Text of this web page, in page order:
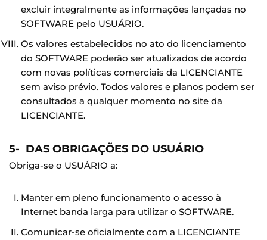
excluir integralmente as informações lançadas no
SOFTWARE pelo USUÁRIO.
Os valores estabelecidos no ato do licenciamento
do SOFTWARE poderão ser atualizados de acordo
com novas políticas comerciais da LICENCIANTE
sem aviso prévio. Todos valores e planos podem ser
consultados a qualquer momento no site da
LICENCIANTE.
5- DAS OBRIGAÇÕES DO USUÁRIO
Obriga-se o USUÁRIO a:
Manter em pleno funcionamento o acesso à
Internet banda larga para utilizar o SOFTWARE.
Comunicar-se oficialmente com a LICENCIANTE